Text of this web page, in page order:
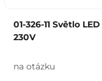
01-326-11 Světlo
230V
na otázku